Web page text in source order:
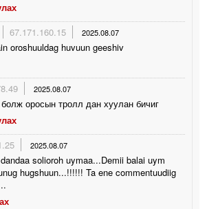
67.171.160.15 2025.08.07
oroshuuldag huvuun geeshiv
2025.08.07
болж оросын тролл дан хуулан бичиг
2025.08.07
solioroh uymaa...Demii balai uym
hugshuun...!!!!!! Ta ene commentuudiig